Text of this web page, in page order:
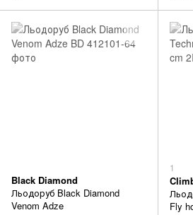
Black Diamond
Льодоруб Black Diamond
Venom Adze
1
Fly